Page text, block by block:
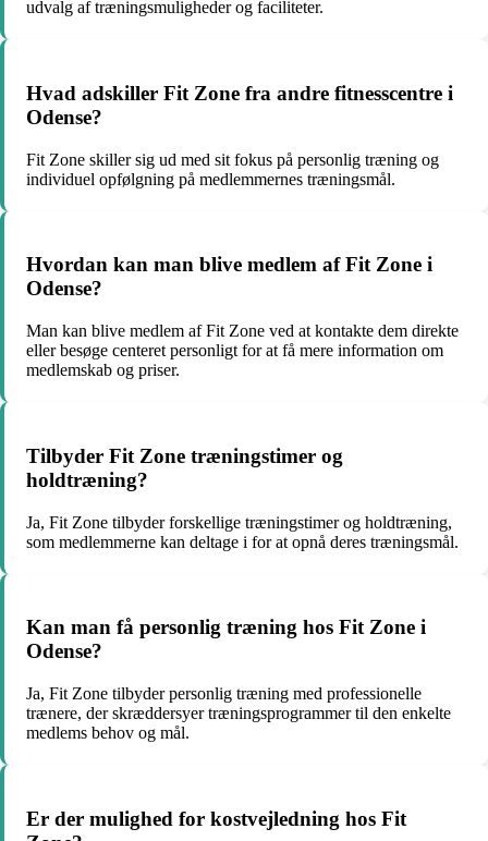
udvalg af træningsmuligheder og faciliteter.
Hvad adskiller Fit Zone fra andre fitnesscentre i
Odense?
Fit Zone skiller sig ud med sit fokus på personlig træning og
individuel opfølgning på medlemmernes træningsmål.
Hvordan kan man blive medlem af Fit Zone i
Odense?
Man kan blive medlem af Fit Zone ved at kontakte dem direkte
eller besøge centeret personligt for at få mere information om
medlemskab og priser.
Tilbyder Fit Zone træningstimer og
holdtræning?
Ja, Fit Zone tilbyder forskellige træningstimer og holdtræning,
som medlemmerne kan deltage i for at opnå deres træningsmål.
Kan man få personlig træning hos Fit Zone i
Odense?
Ja, Fit Zone tilbyder personlig træning med professionelle
trænere, der skræddersyer træningsprogrammer til den enkelte
medlems behov og mål.
Er der mulighed for kostvejledning hos Fit